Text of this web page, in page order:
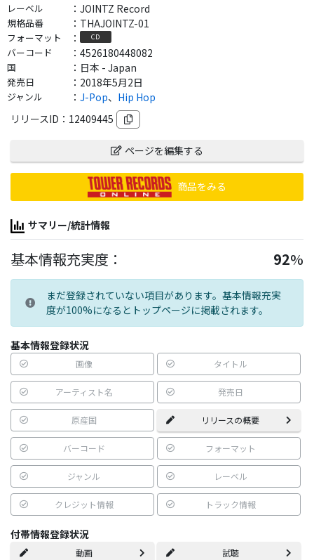
レーベル ： JOINTZ Record
規格品番 ： THAJOINTZ-01
フォーマット ： CD
バーコード ： 4526180448082
国 ： 日本 - Japan
発売日 ： 2018年5月2日
ジャンル ： J-Pop、 Hip Hop
リリースID： 12409445
ページを編集する
商品をみる
サマリー/統計情報
基本情報充実度： 92%
まだ登録されていない項目があります。基本情報充実
度が100%になるとトップページに掲載されます。
基本情報登録状況
画像 タイトル
アーティスト名 発売日
原産国 リリースの概要
バーコード フォーマット
ジャンル レーベル
クレジット情報 トラック情報
付帯情報登録状況
動画 試聴